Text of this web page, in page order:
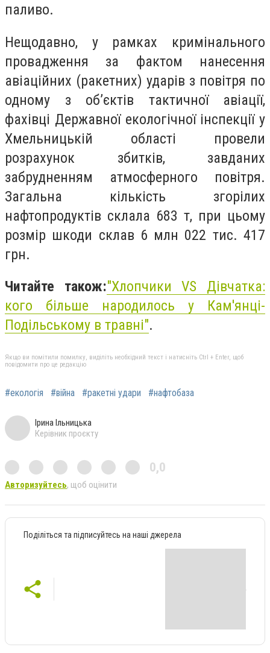
паливо.
Нещодавно, у рамках кримінального
провадження за фактом нанесення
авіаційних (ракетних) ударів з повітря по
одному з об’єктів тактичної авіації,
фахівці Державної екологічної інспекції у
Хмельницькій області провели
розрахунок збитків, завданих
забрудненням атмосферного повітря.
Загальна кількість згорілих
нафтопродуктів склала 683 т, при цьому
розмір шкоди склав 6 млн 022 тис. 417
грн.
Читайте також:"Хлопчики VS Дівчатка:
кого більше народилось у Кам'янці-
Подільському в травні".
Якщо ви помітили помилку, виділіть необхідний текст і натисніть Ctrl + Enter, щоб
повідомити про це редакцію
#екологія #війна #ракетні удари #нафтобаза
Ірина Ільницька
Керівник проєкту
0,0
Авторизуйтесь, щоб оцінити
Поділіться та підписуйтесь на наші джерела